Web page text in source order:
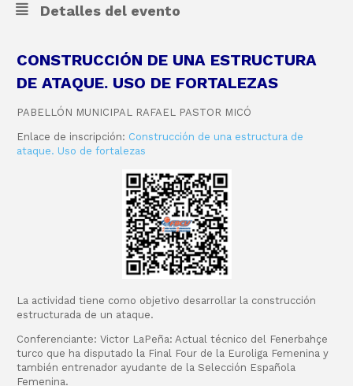
Detalles del evento
CONSTRUCCIÓN DE UNA ESTRUCTURA
DE ATAQUE. USO DE FORTALEZAS
PABELLÓN MUNICIPAL RAFAEL PASTOR MICÓ
Enlace de inscripción: Construcción de una estructura de
ataque. Uso de fortalezas
La actividad tiene como objetivo desarrollar la construcción
estructurada de un ataque.
Conferenciante: Victor LaPeña: Actual técnico del Fenerbahçe
turco que ha disputado la Final Four de la Euroliga Femenina y
también entrenador ayudante de la Selección Española
Femenina.